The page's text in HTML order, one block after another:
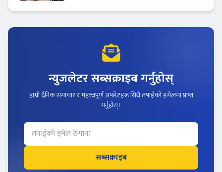
न्युजलेटर सब्सक्राइब गर्नुहोस्
हाम्रो दैनिक समाचार र महत्त्वपूर्ण अपडेटहरू सिधै तपाईंको इमेलमा प्राप्त
गर्नुहोस्।
सब्सक्राइब